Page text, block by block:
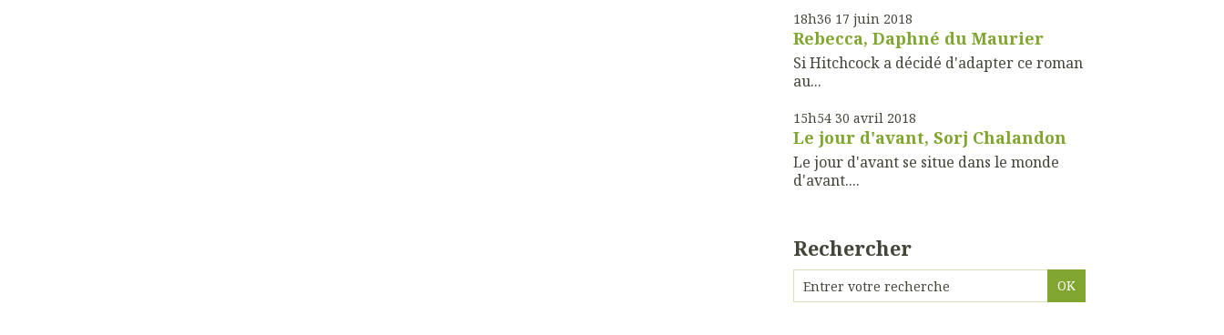
18h36 17 juin 2018
Rebecca, Daphné du Maurier
Si Hitchcock a décidé d'adapter ce roman
au...
15h54 30 avril 2018
Le jour d'avant, Sorj Chalandon
Le jour d'avant se situe dans le monde
d'avant....
Rechercher